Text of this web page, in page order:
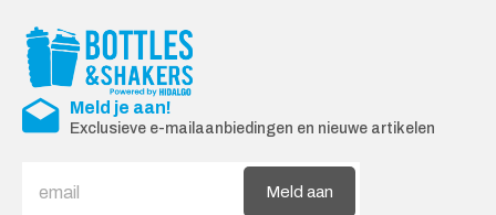
Meld je aan!
Exclusieve e-mailaanbiedingen en nieuwe artikelen
Meld aan